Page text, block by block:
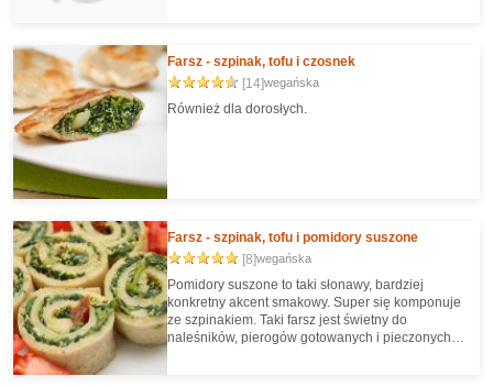
Farsz - szpinak, tofu i czosnek
[14]wegańska
Również dla dorosłych.
Farsz - szpinak, tofu i pomidory suszone
[8]wegańska
Pomidory suszone to taki słonawy, bardziej
konkretny akcent smakowy. Super się komponuje
ze szpinakiem. Taki farsz jest świetny do
naleśników, pierogów gotowanych i pieczonych